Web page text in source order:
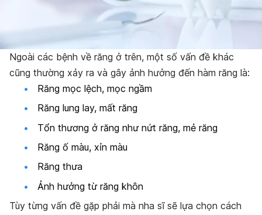
Ngoài các bệnh về răng ở trên, một số vấn đề khác
cũng thường xảy ra và gây ảnh hưởng đến hàm răng là:
Răng mọc lệch, mọc ngầm
Răng lung lay, mất răng
Tổn thương ở răng như nứt răng, mẻ răng
Răng ố màu, xỉn màu
Răng thưa
Ảnh hưởng từ răng khôn
Tùy từng vấn đề gặp phải mà nha sĩ sẽ lựa chọn cách